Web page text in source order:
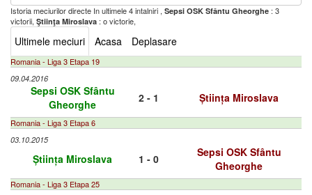
Istoria meciurilor directe In ultimele 4 intalniri , Sepsi OSK Sfântu Gheorghe : 3
victorii, Ştiinţa Miroslava : o victorie,
Ultimele meciuri Acasa Deplasare
Romania - Liga 3 Etapa 19
09.04.2016
Sepsi OSK Sfântu
Gheorghe
2 - 1 Știința Miroslava
Romania - Liga 3 Etapa 6
03.10.2015
Știința Miroslava 1 - 0
Sepsi OSK Sfântu
Gheorghe
Romania - Liga 3 Etapa 25